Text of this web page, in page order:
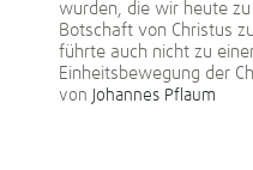
wurden, die wir heute
Botschaft von Christus
führte auch nicht zu
Einheitsbewegung der
von Johannes Pflaum